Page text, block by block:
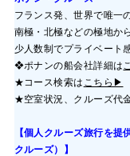
フランス発、世界で唯一
南極・北極などの極地か
少人数制でプライベート
❖ポナンの船会社詳細は
★コース検索は こちら▶
★空室状況、クルーズ代
【個人クルーズ旅行を
クルーズ）】